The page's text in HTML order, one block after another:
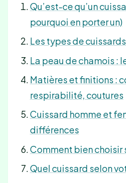
Qu’est-ce qu’un
pourquoi en porter un)
Les types de
La peau de chamois :
Matières et finitions :
respirabilité, coutures
Cuissard homme et
différences
Comment bien choisir
Quel cuissard selon